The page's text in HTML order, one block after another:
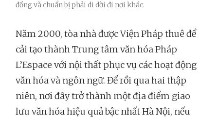
đồng và chuẩn bị phải di dời đi nơi khác.
Năm 2000, tòa nhà được Viện Pháp thuê để
cải tạo thành Trung tâm văn hóa Pháp
L’Espace với nội thất phục vụ các hoạt động
văn hóa và ngôn ngữ. Để rồi qua hai thập
niên, nơi đây trở thành một địa điểm giao
lưu văn hóa hiệu quả bậc nhất Hà Nội, nếu